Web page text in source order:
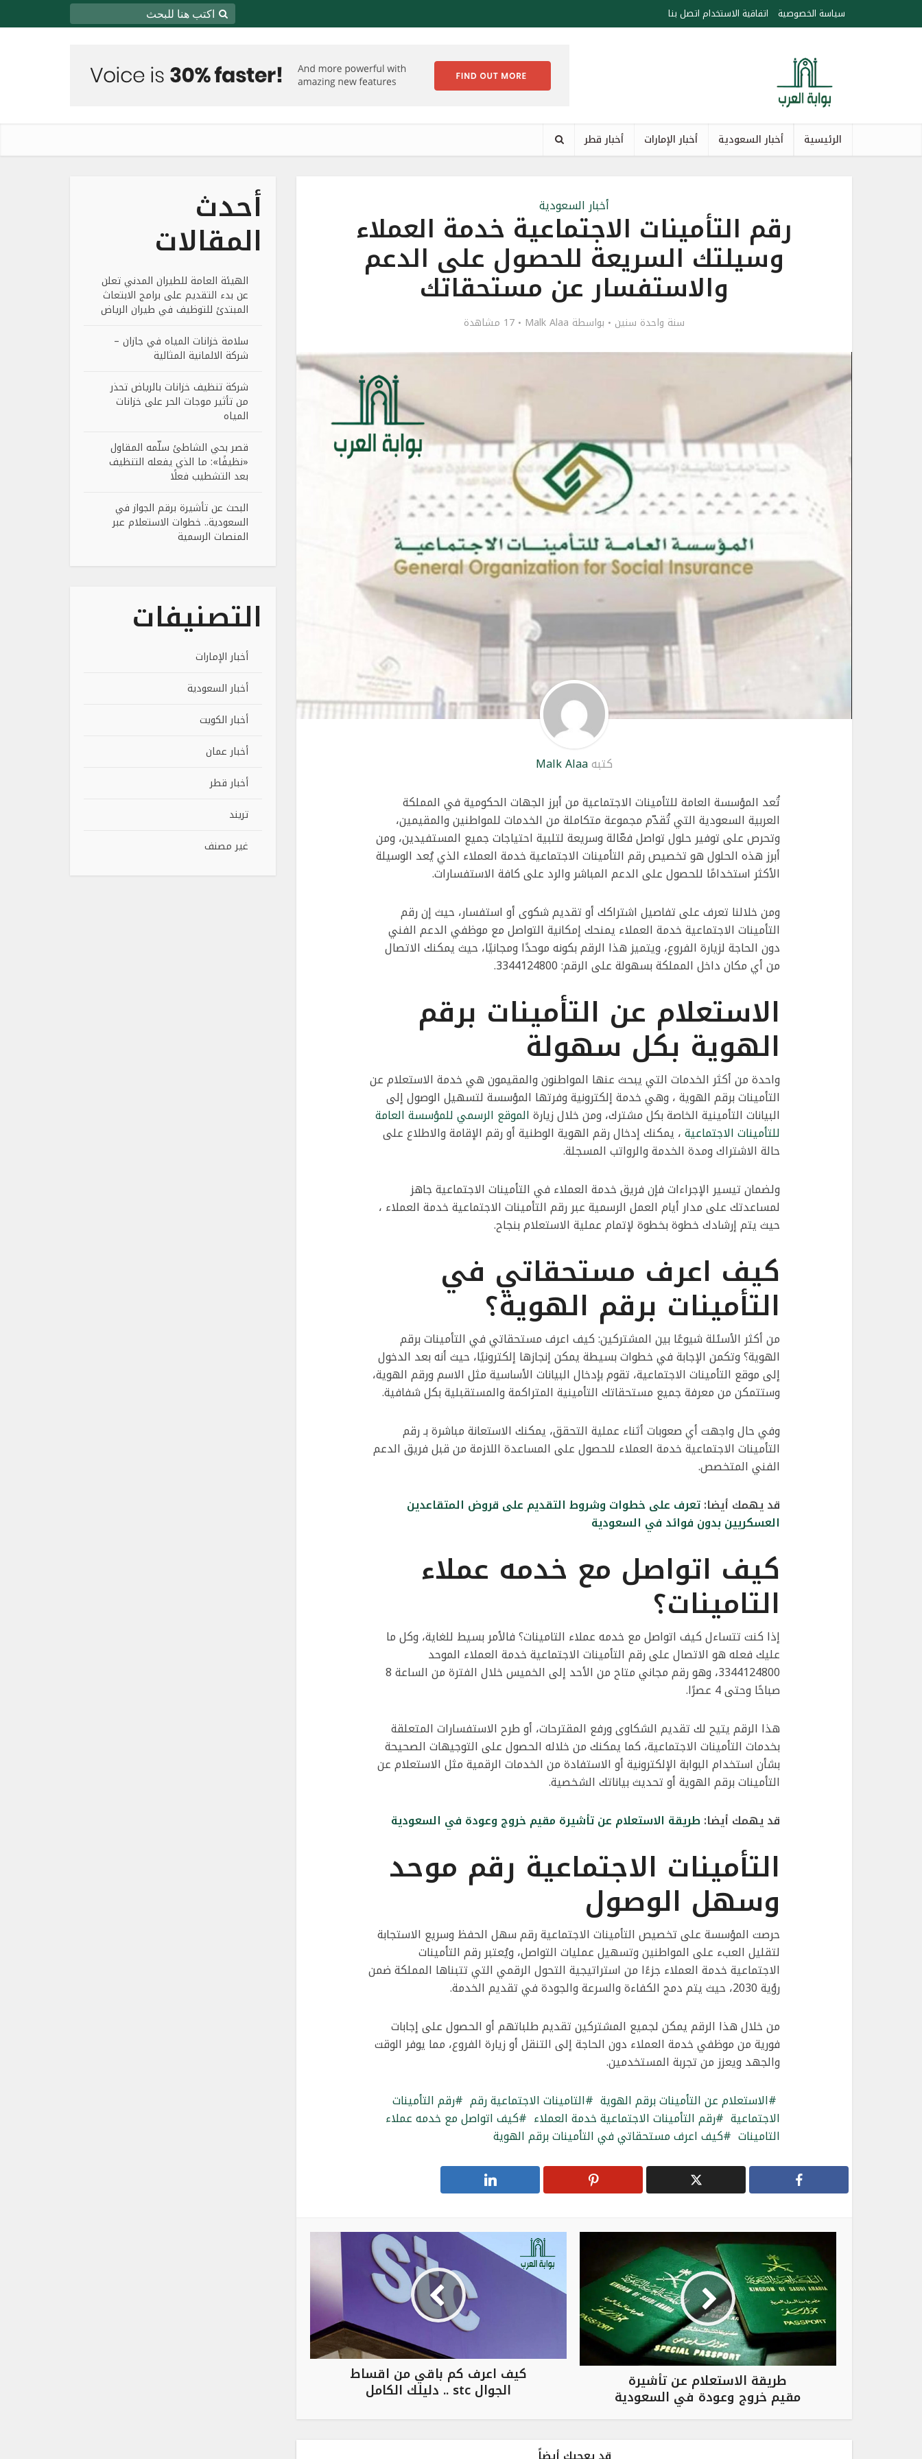
سياسة الخصوصية اتفاقية الاستخدام اتصل بنا
الرئيسية أخبار السعودية أخبار الإمارات أخبار قطر
أحدث
المقالات
الهيئة العامة للطيران المدني تعلن
عن بدء التقديم على برامج الابتعاث
المبتدئ للتوظيف في طيران الرياض
سلامة خزانات المياه في جازان –
شركة الالمانية المثالية
شركة تنظيف خزانات بالرياض تحذر
من تأثير موجات الحر على خزانات
المياه
قصر بحي الشاطئ سلّمه المقاول
«نظيفًا»: ما الذي يفعله التنظيف
بعد التشطيب فعلًا
البحث عن تأشيرة برقم الجواز في
السعودية.. خطوات الاستعلام عبر
المنصات الرسمية
التصنيفات
أخبار الإمارات
أخبار السعودية
أخبار الكويت
أخبار عمان
أخبار قطر
تريند
غير مصنف
أخبار السعودية
رقم التأمينات الاجتماعية خدمة العملاء
وسيلتك السريعة للحصول على الدعم
والاستفسار عن مستحقاتك
سنة واحدة سنين بواسطة Malk Alaa 17 مشاهدة
كتبهMalk Alaa
تُعد المؤسسة العامة للتأمينات الاجتماعية من أبرز الجهات الحكومية في المملكة
العربية السعودية التي تُقدّم مجموعة متكاملة من الخدمات للمواطنين والمقيمين،
وتحرص على توفير حلول تواصل فعّالة وسريعة لتلبية احتياجات جميع المستفيدين، ومن
أبرز هذه الحلول هو تخصيص رقم التأمينات الاجتماعية خدمة العملاء الذي يُعد الوسيلة
الأكثر استخدامًا للحصول على الدعم المباشر والرد على كافة الاستفسارات.
ومن خلالنا تعرف على تفاصيل اشتراكك أو تقديم شكوى أو استفسار، حيث إن رقم
التأمينات الاجتماعية خدمة العملاء يمنحك إمكانية التواصل مع موظفي الدعم الفني
دون الحاجة لزيارة الفروع، ويتميز هذا الرقم بكونه موحدًا ومجانيًا، حيث يمكنك الاتصال
من أي مكان داخل المملكة بسهولة على الرقم: 3344124800.
الاستعلام عن التأمينات برقم
الهوية بكل سهولة
واحدة من أكثر الخدمات التي يبحث عنها المواطنون والمقيمون هي خدمة الاستعلام عن
التأمينات برقم الهوية ، وهي خدمة إلكترونية وفرتها المؤسسة لتسهيل الوصول إلى
البيانات التأمينية الخاصة بكل مشترك، ومن خلال زيارةالموقع الرسمي للمؤسسة العامة
للتأمينات الاجتماعية، يمكنك إدخال رقم الهوية الوطنية أو رقم الإقامة والاطلاع على
حالة الاشتراك ومدة الخدمة والرواتب المسجلة.
ولضمان تيسير الإجراءات فإن فريق خدمة العملاء في التأمينات الاجتماعية جاهز
لمساعدتك على مدار أيام العمل الرسمية عبر رقم التأمينات الاجتماعية خدمة العملاء ،
حيث يتم إرشادك خطوة بخطوة لإتمام عملية الاستعلام بنجاح.
كيف اعرف مستحقاتي في
التأمينات برقم الهوية؟
من أكثر الأسئلة شيوعًا بين المشتركين: كيف اعرف مستحقاتي في التأمينات برقم
الهوية؟ وتكمن الإجابة في خطوات بسيطة يمكن إنجازها إلكترونيًا، حيث أنه بعد الدخول
إلى موقع التأمينات الاجتماعية، تقوم بإدخال البيانات الأساسية مثل الاسم ورقم الهوية،
وستتمكن من معرفة جميع مستحقاتك التأمينية المتراكمة والمستقبلية بكل شفافية.
وفي حال واجهت أي صعوبات أثناء عملية التحقق، يمكنك الاستعانة مباشرة بـ رقم
التأمينات الاجتماعية خدمة العملاء للحصول على المساعدة اللازمة من قبل فريق الدعم
الفني المتخصص.
قد يهمك أيضا:تعرف على خطوات وشروط التقديم على قروض المتقاعدين
العسكريين بدون فوائد في السعودية
كيف اتواصل مع خدمه عملاء
التامينات؟
إذا كنت تتساءل كيف اتواصل مع خدمه عملاء التامينات؟ فالأمر بسيط للغاية، وكل ما
عليك فعله هو الاتصال على رقم التأمينات الاجتماعية خدمة العملاء الموحد
3344124800، وهو رقم مجاني متاح من الأحد إلى الخميس خلال الفترة من الساعة 8
صباحًا وحتى 4 عصرًا.
هذا الرقم يتيح لك تقديم الشكاوى ورفع المقترحات، أو طرح الاستفسارات المتعلقة
بخدمات التأمينات الاجتماعية، كما يمكنك من خلاله الحصول على التوجيهات الصحيحة
بشأن استخدام البوابة الإلكترونية أو الاستفادة من الخدمات الرقمية مثل الاستعلام عن
التأمينات برقم الهوية أو تحديث بياناتك الشخصية.
قد يهمك أيضا: طريقة الاستعلام عن تأشيرة مقيم خروج وعودة في السعودية
التأمينات الاجتماعية رقم موحد
وسهل الوصول
حرصت المؤسسة على تخصيص التأمينات الاجتماعية رقم سهل الحفظ وسريع الاستجابة
لتقليل العبء على المواطنين وتسهيل عمليات التواصل، ويُعتبر رقم التأمينات
الاجتماعية خدمة العملاء جزءًا من استراتيجية التحول الرقمي التي تتبناها المملكة ضمن
رؤية 2030، حيث يتم دمج الكفاءة والسرعة والجودة في تقديم الخدمة.
من خلال هذا الرقم يمكن لجميع المشتركين تقديم طلباتهم أو الحصول على إجابات
فورية من موظفي خدمة العملاء دون الحاجة إلى التنقل أو زيارة الفروع، مما يوفر الوقت
والجهد ويعزز من تجربة المستخدمين.
الاستعلام عن التأمينات برقم الهوية
التامينات الاجتماعية رقم
رقم التأمينات
الاجتماعية
رقم التأمينات الاجتماعية خدمة العملاء
كيف اتواصل مع خدمه عملاء
التامينات
كيف اعرف مستحقاتي في التأمينات برقم الهوية
كيف اعرف كم باقي من اقساط
الجوال stc .. دليلك الكامل طريقة الاستعلام عن تأشيرة
مقيم خروج وعودة في السعودية